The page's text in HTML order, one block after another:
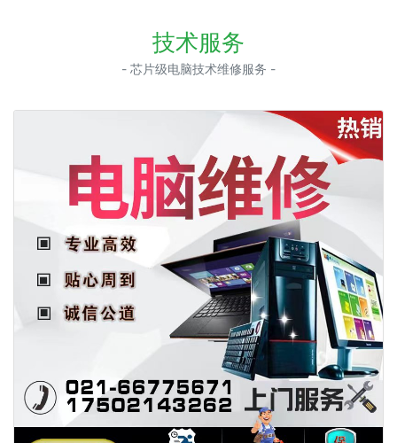
技术服务
- 芯片级电脑技术维修服务 -